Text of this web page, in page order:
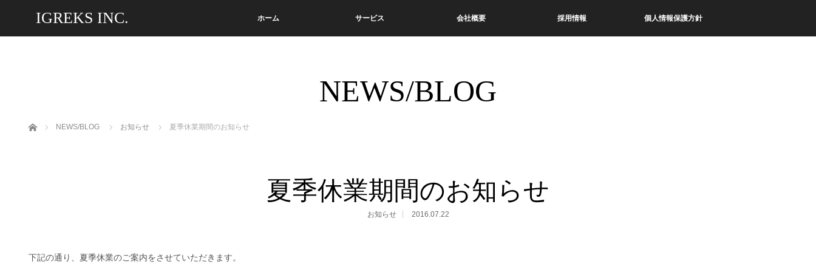
IGREKS INC. ホーム サービス 会社概要 採用情報 個人情報保護方針
NEWS/BLOG
ホーム NEWS/BLOG お知らせ 夏季休業期間のお知らせ
夏季休業期間のお知らせ
お知らせ 2016.07.22
下記の通り、夏季休業のご案内をさせていただきます。